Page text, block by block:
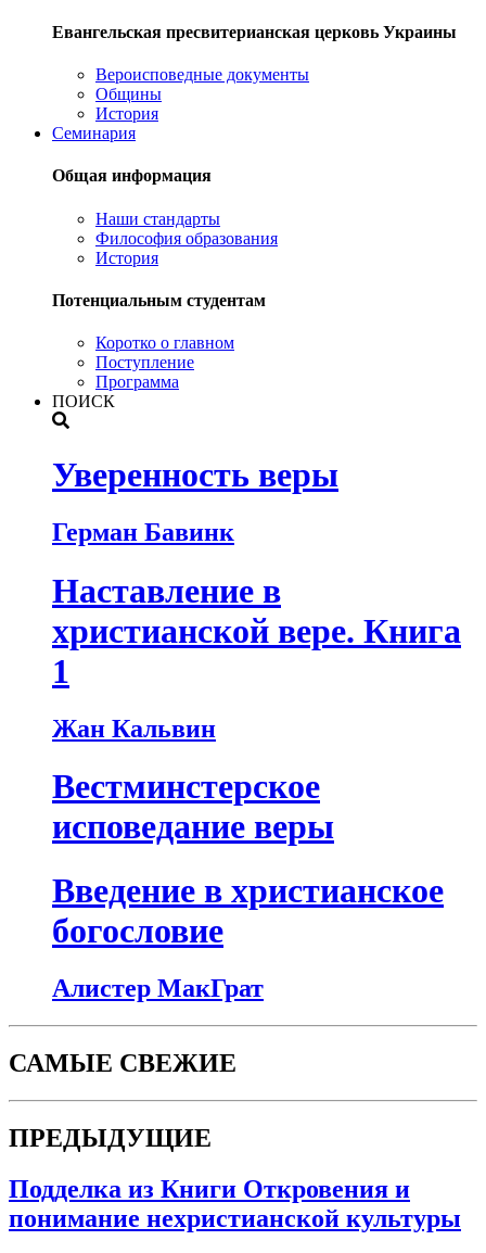
Евангельская пресвитерианская церковь Украины
Вероисповедные документы
Общины
История
Семинария
Общая информация
Наши стандарты
Философия образования
История
Потенциальным студентам
Коротко о главном
Поступление
Программа
ПОИСК
Уверенность веры
Герман Бавинк
Наставление в
христианской вере. Книга
1
Жан Кальвин
Вестминстерское
исповедание веры
Введение в христианское
богословие
Алистер МакГрат
САМЫЕ СВЕЖИЕ
ПРЕДЫДУЩИЕ
Подделка из Книги Откровения и
понимание нехристианской культуры